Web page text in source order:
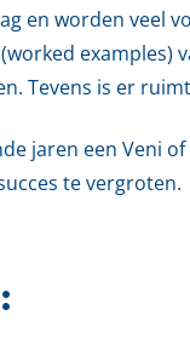
en worden veel
examples)
Tevens is er
jaren een Veni
te vergroten.